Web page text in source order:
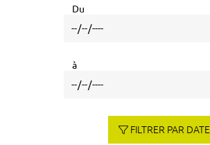
Du
à
FILTRER PAR DATE